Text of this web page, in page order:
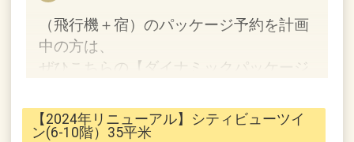
（飛行機＋宿）のパッケージ予約を計画
中の方は、
ぜひこちらの【ダイナミックパッケージ
【2024年リニューアル】シティビューツイ
ン(6-10階）35平米